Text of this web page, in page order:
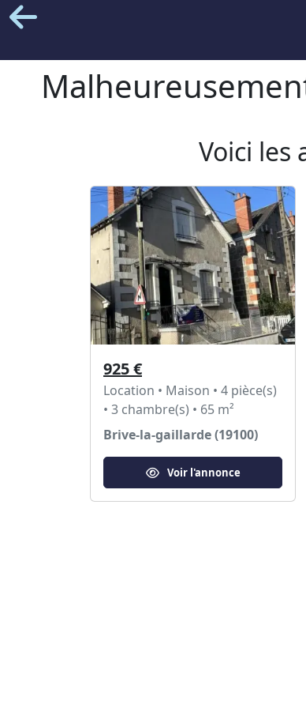
Voici les
925 €
Location • Maison • 4 pièce(s)
• 3 chambre(s) • 65 m²
Brive-la-gaillarde (19100)
Voir l'annonce